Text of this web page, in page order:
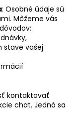
: Osobné údaje sú
Môžeme vás
vašej
kontaktovať
chat. Jedná sa